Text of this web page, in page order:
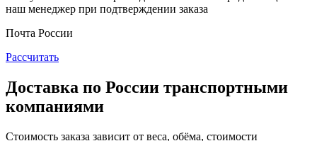
наш менеджер при подтверждении заказа
Почта России
Рассчитать
Доставка по России транспортными
компаниями
Стоимость заказа зависит от веса, обёма, стоимости